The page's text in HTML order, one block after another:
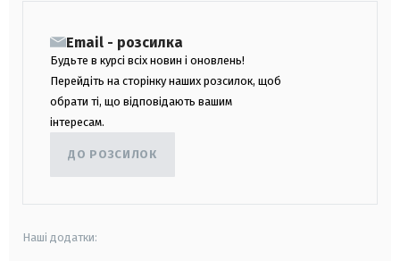
Email - розсилка
Будьте в курсі всіх новин і оновлень!
Перейдіть на сторінку наших розсилок, щоб
обрати ті, що відповідають вашим
інтересам.
ДО РОЗСИЛОК
Наші додатки: